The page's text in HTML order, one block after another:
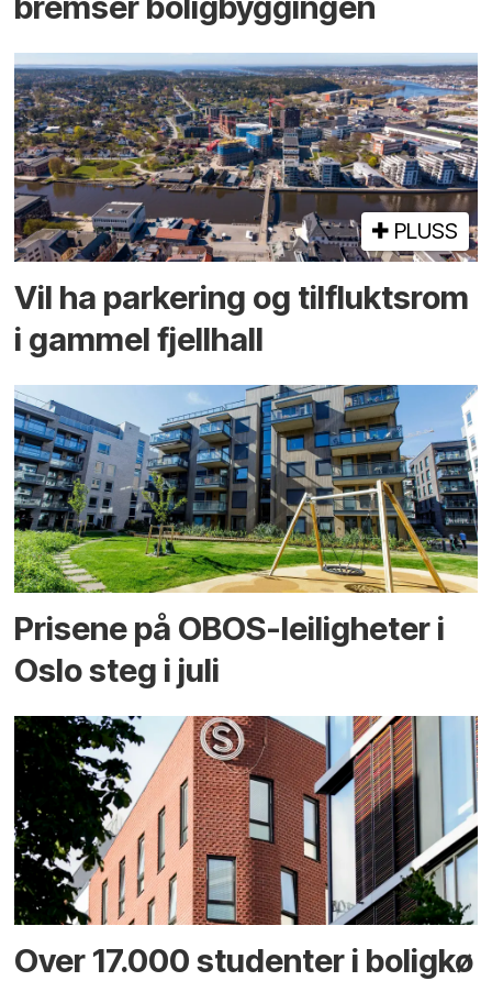
PLUSS
Vil ha parkering og tilflukts­rom
i gammel fjellhall
Prisene på OBOS-leiligheter i
Oslo steg i juli
Over 17.000 studenter i boligkø